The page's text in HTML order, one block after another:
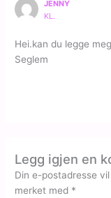
JENNY
KL.
Hei.kan du legge
Seglem
Legg igjen en
Din e-postadresse
merket med *